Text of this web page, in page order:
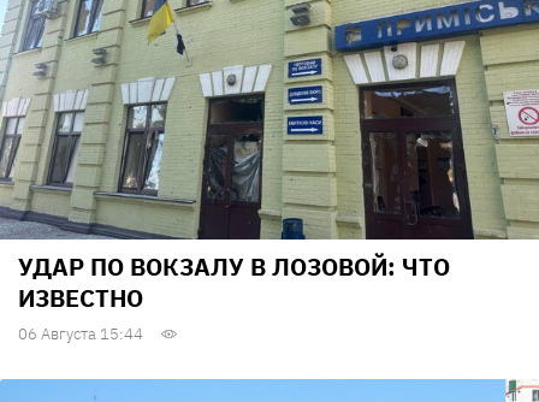
УДАР ПО ВОКЗАЛУ В ЛОЗОВОЙ: ЧТО
ИЗВЕСТНО
06 Августа 15:44